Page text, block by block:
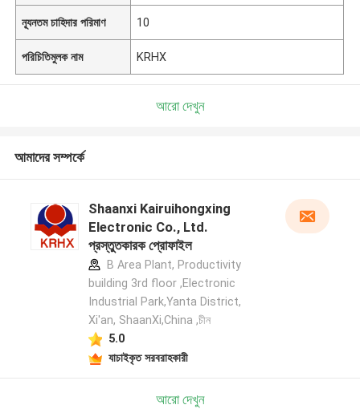
ন্যূনতম চাহিদার পরিমাণ 10
পরিচিতিমুলক নাম KRHX
আরো দেখুন
আমাদের সম্পর্কে
Shaanxi Kairuihongxing
Electronic Co., Ltd.
প্রস্তুতকারক প্রোফাইল
B Area Plant, Productivity
building 3rd floor ,Electronic
Industrial Park,Yanta District,
Xi'an, ShaanXi,China ,চীন
5.0
যাচাইকৃত সরবরাহকারী
আরো দেখুন